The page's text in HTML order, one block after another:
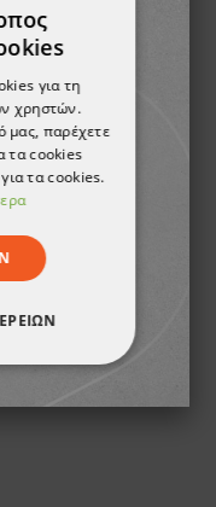
2,98 €
για τη
χρηστών.
μας, παρέχετε
τα cookies
τα cookies.